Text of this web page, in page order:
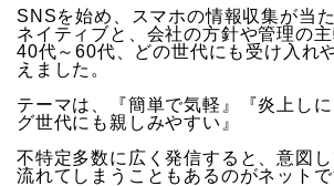
SNSを始め、スマホの情報収集が当
ネイティブと、会社の方針や管理の
40代～60代、どの世代にも受け入れ
えました。
テーマは、『簡単で気軽』『炎上し
グ世代にも親しみやすい』
不特定多数に広く発信すると、意図
流れてしまうこともあるのがネットで